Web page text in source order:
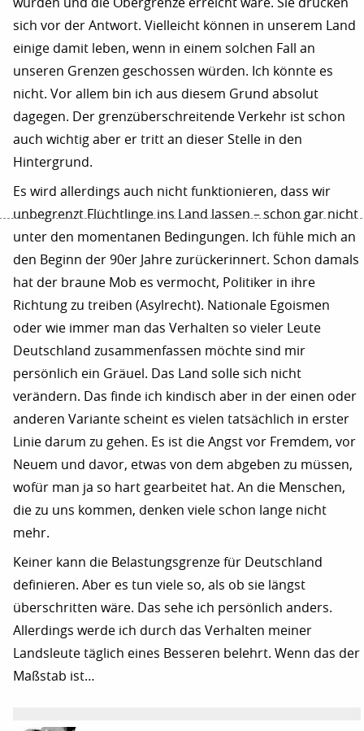
würden und die Obergrenze erreicht wäre. Sie drücken
sich vor der Antwort. Vielleicht können in unserem Land
einige damit leben, wenn in einem solchen Fall an
unseren Grenzen geschossen würden. Ich könnte es
nicht. Vor allem bin ich aus diesem Grund absolut
dagegen. Der grenzüberschreitende Verkehr ist schon
auch wichtig aber er tritt an dieser Stelle in den
Hintergrund.
Es wird allerdings auch nicht funktionieren, dass wir
unbegrenzt Flüchtlinge ins Land lassen – schon gar nicht
unter den momentanen Bedingungen. Ich fühle mich an
den Beginn der 90er Jahre zurückerinnert. Schon damals
hat der braune Mob es vermocht, Politiker in ihre
Richtung zu treiben (Asylrecht). Nationale Egoismen
oder wie immer man das Verhalten so vieler Leute
Deutschland zusammenfassen möchte sind mir
persönlich ein Gräuel. Das Land solle sich nicht
verändern. Das finde ich kindisch aber in der einen oder
anderen Variante scheint es vielen tatsächlich in erster
Linie darum zu gehen. Es ist die Angst vor Fremdem, vor
Neuem und davor, etwas von dem abgeben zu müssen,
wofür man ja so hart gearbeitet hat. An die Menschen,
die zu uns kommen, denken viele schon lange nicht
mehr.
Keiner kann die Belastungsgrenze für Deutschland
definieren. Aber es tun viele so, als ob sie längst
überschritten wäre. Das sehe ich persönlich anders.
Allerdings werde ich durch das Verhalten meiner
Landsleute täglich eines Besseren belehrt. Wenn das der
Maßstab ist…